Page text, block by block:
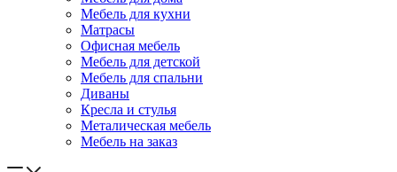
Мебель для кухни
Матрасы
Офисная мебель
Мебель для детской
Мебель для спальни
Диваны
Кресла и стулья
Металическая мебель
Мебель на заказ